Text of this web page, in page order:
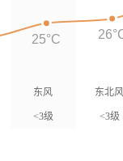
东风
<3级
东北
<3级
25°C